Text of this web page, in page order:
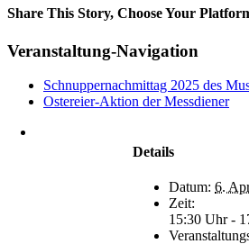
Share This Story, Choose Your
Facebook
X
Bluesky
Reddit
LinkedIn
WhatsApp
Telegram
Tumblr
Xing
Email
Copy
Veranstaltung-Navigation
Schnuppernachmittag 2025 des
Ostereier-Aktion der Messdiener
Details
Datum: 6.
Zeit:
15:30 Uhr -